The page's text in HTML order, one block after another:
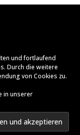
© Ralf Zenker
und fortlaufend
Durch die weitere
von Cookies zu.
in unserer